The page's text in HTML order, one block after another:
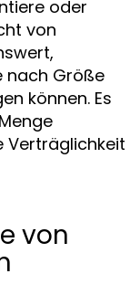
oder
von
nach Größe
können. Es
Verträglichkeit
von